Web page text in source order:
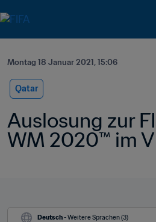
Montag 18 Januar 2021, 15:06
Qatar
Auslosung zur
WM 2020™ im
Deutsch - Weitere Sprachen (3)